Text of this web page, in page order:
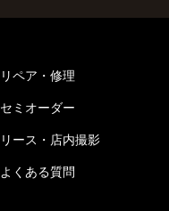
リペア・修理
セミオーダー
リース・店内撮影
よくある質問